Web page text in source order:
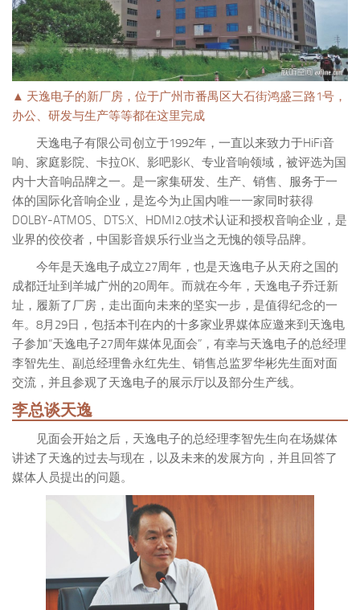
▲ 天逸电子的新厂房，位于广州市番禺区大石街鸿盛三路1号，
办公、研发与生产等等都在这里完成
天逸电子有限公司创立于1992年，一直以来致力于HiFi音
响、家庭影院、卡拉OK、影吧影K、专业音响领域，被评选为国
内十大音响品牌之一。是一家集研发、生产、销售、服务于一
体的国际化音响企业，是迄今为止国内唯一一家同时获得
DOLBY-ATMOS、DTS:X、HDMI2.0技术认证和授权音响企业，是
业界的佼佼者，中国影音娱乐行业当之无愧的领导品牌。
今年是天逸电子成立27周年，也是天逸电子从天府之国的
成都迁址到羊城广州的20周年。而就在今年，天逸电子乔迁新
址，履新了厂房，走出面向未来的坚实一步，是值得纪念的一
年。8月29日，包括本刊在内的十多家业界媒体应邀来到天逸电
子参加“天逸电子27周年媒体见面会”，有幸与天逸电子的总经理
李智先生、副总经理鲁永红先生、销售总监罗华彬先生面对面
交流，并且参观了天逸电子的展示厅以及部分生产线。
李总谈天逸
见面会开始之后，天逸电子的总经理李智先生向在场媒体
讲述了天逸的过去与现在，以及未来的发展方向，并且回答了
媒体人员提出的问题。